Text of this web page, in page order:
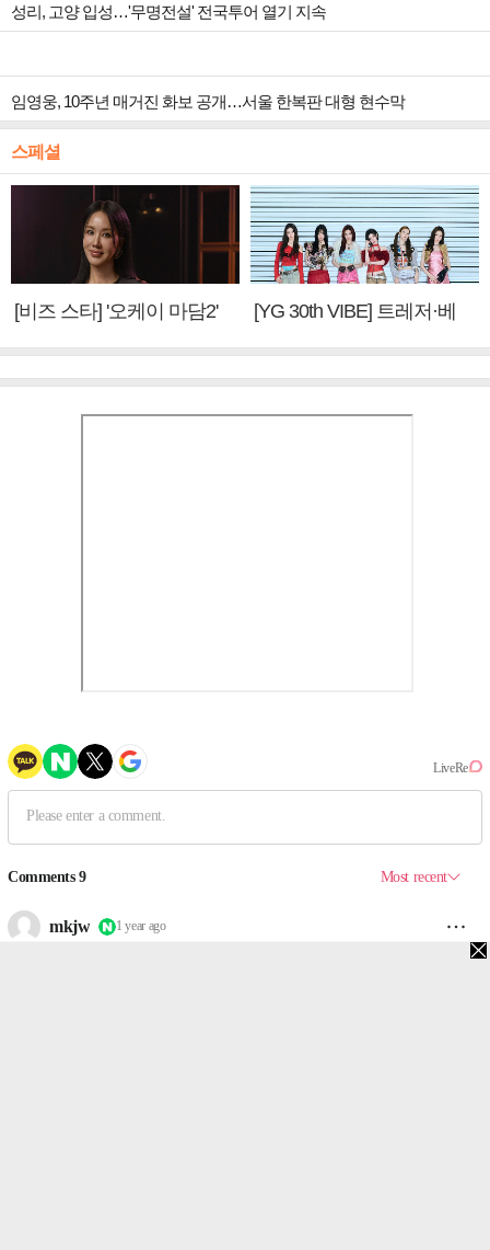
성리, 고양 입성…'무명전설' 전국투어 열기 지속
임영웅, 10주년 매거진 화보 공개…서울 한복판 대형 현수막
스페셜
[비즈 스타] '오케이 마담2'
[YG 30th VIBE] 트레저·베